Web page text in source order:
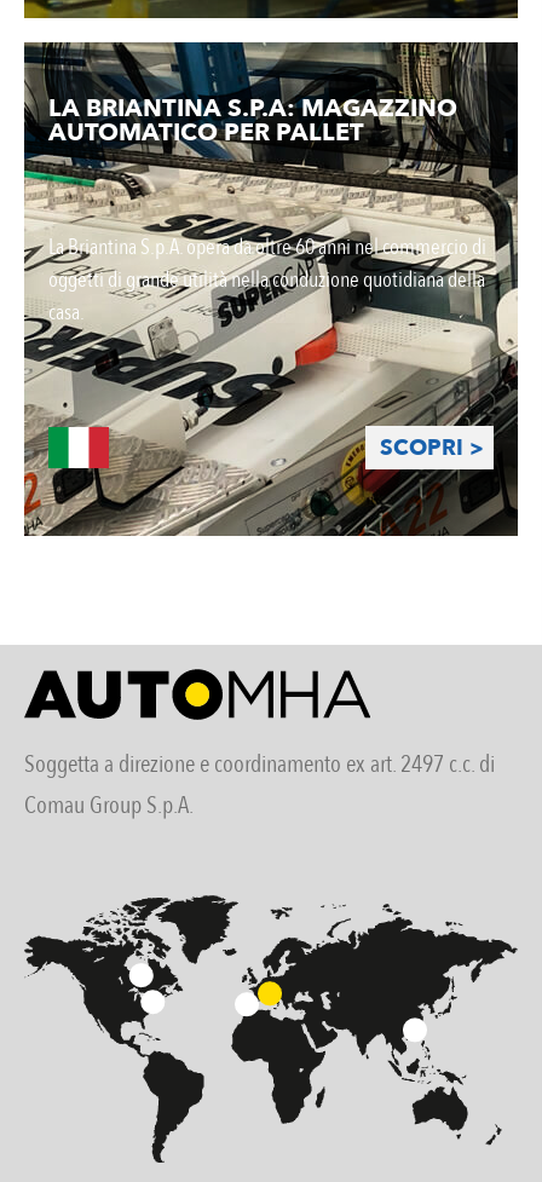
LA BRIANTINA S.P.A: MAGAZZINO
AUTOMATICO PER PALLET
La Briantina S.p.A. opera da oltre 60 anni nel commercio di
oggetti di grande utilità nella conduzione quotidiana della
casa.
SCOPRI >
Soggetta a direzione e coordinamento ex art. 2497 c.c. di
Comau Group S.p.A.